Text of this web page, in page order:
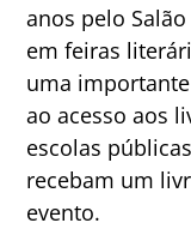
anos pelo
em feiras
uma
ao acesso aos
escolas
recebam um
evento.